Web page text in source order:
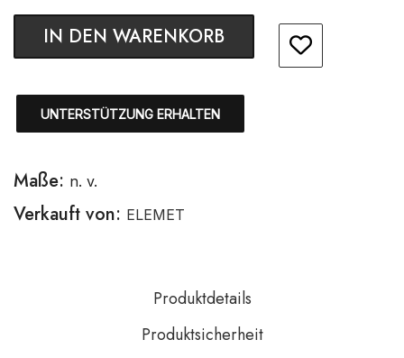
IN DEN WARENKORB
UNTERSTÜTZUNG ERHALTEN
Maße: n. v.
Verkauft von: ELEMET
Produktdetails
Produktsicherheit